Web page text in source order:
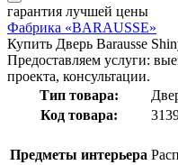
гарантия лучшей цены
Фабрика «BARAUSSE»
Купить Дверь Barausse
Предоставляем услуги:
проекта, консультации.
Тип товара:
Код товара:
Предметы интерьера